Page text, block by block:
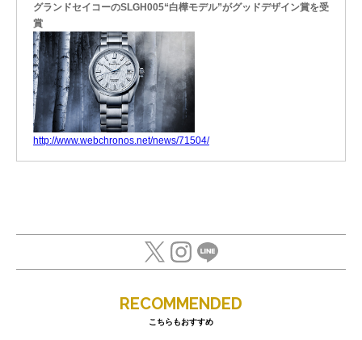
グランドセイコーのSLGH005“白樺モデル”がグッドデザイン賞を受
賞
http://www.webchronos.net/news/71504/
RECOMMENDED
こちらもおすすめ